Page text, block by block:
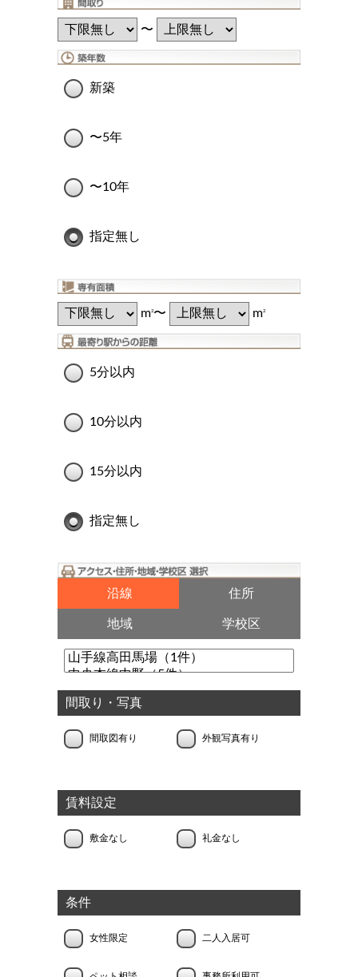
〜
新築
〜5年
〜10年
指定無し
m2〜 m2
5分以内
10分以内
15分以内
指定無し
沿線 住所
地域 学校区
間取り・写真
間取図有り 外観写真有り
賃料設定
敷金なし 礼金なし
条件
女性限定 二人入居可